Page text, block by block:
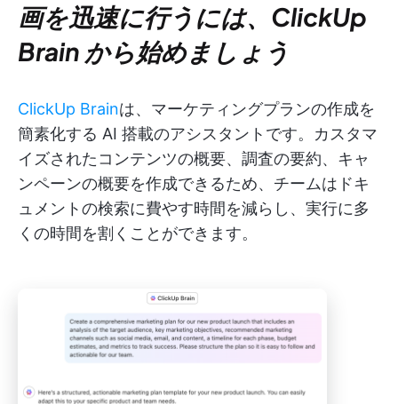
画を迅速に行うには、ClickUp
Brain から始めましょう
ClickUp Brainは、マーケティングプランの作成を
簡素化する AI 搭載のアシスタントです。カスタマ
イズされたコンテンツの概要、調査の要約、キャ
ンペーンの概要を作成できるため、チームはドキ
ュメントの検索に費やす時間を減らし、実行に多
くの時間を割くことができます。